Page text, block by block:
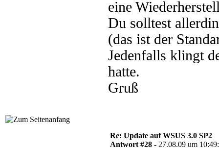
eine
Du solltest
(das ist der
Jedenfalls klingt
hatte.
Gruß
Re: Update auf WSUS 3.0 SP2
Antwort #28 - 27.08.09 um